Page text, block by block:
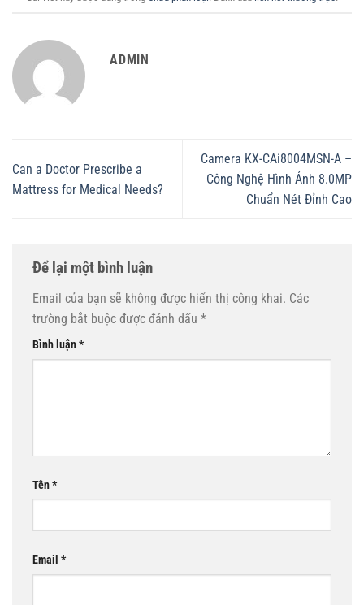
ADMIN
Can a Doctor Prescribe a
Mattress for Medical Needs?
Camera KX-CAi8004MSN-A –
Công Nghệ Hình Ảnh 8.0MP
Chuẩn Nét Đỉnh Cao
Để lại một bình luận
Email của bạn sẽ không được hiển thị công khai. Các
trường bắt buộc được đánh dấu *
Bình luận*
Tên*
Email *